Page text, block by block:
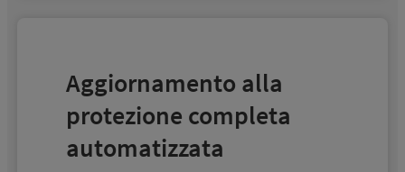
Aggiornamento alla
protezione completa
automatizzata